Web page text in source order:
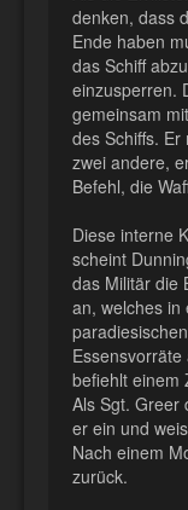
denken, dass
Ende haben
das Schiff
einzusperren.
gemeinsam
des Schiffs. Er
zwei andere,
Befehl, die
Diese interne
scheint
das Militär die
an, welches in
befiehlt einem
Als Sgt. Greer
er ein und
Nach einem
zurück.